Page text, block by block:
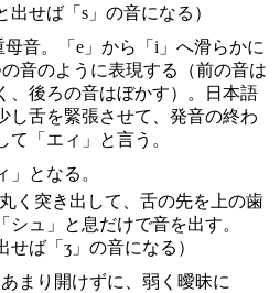
出せば「s」の音になる）
母音。「e」から「i」へ滑らかに
音のように表現する（前の音は
、後ろの音はぼかす）。日本語
し舌を緊張させて、発音の終わ
て「エィ」と言う。
」となる。
丸く突き出して、舌の先を上の歯
シュ」と息だけで音を出す。
せば「ʒ」の音になる）
あまり開けずに、弱く曖昧に